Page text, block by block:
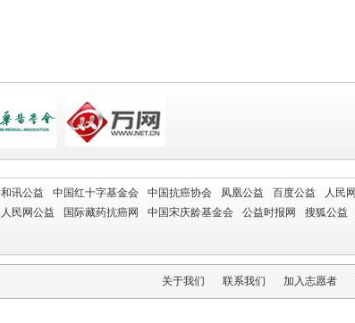
和讯公益 中国红十字基金会 中国抗癌协会 凤凰公益 百度公益 人民
人民网公益 国际藏药抗癌网 中国宋庆龄基金会 公益时报网 搜狐公益
关于我们 联系我们 加入志愿者